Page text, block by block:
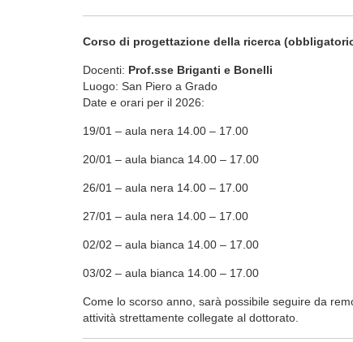
Corso di progettazione della ricerca
Docenti: Prof.sse Briganti e Bonelli
Luogo: San Piero a Grado
Date e orari per il 2026:
19/01 – aula nera 14.00 – 17.00
20/01 – aula bianca 14.00 – 17.00
26/01 – aula nera 14.00 – 17.00
27/01 – aula nera 14.00 – 17.00
02/02 – aula bianca 14.00 – 17.00
03/02 – aula bianca 14.00 – 17.00
Come lo scorso anno, sarà possibile seguire da
attività strettamente collegate al dottorato.